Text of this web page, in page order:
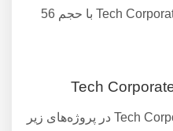
دانلود موزیک بی‌کلام شرکتی Tech Corporate با حجم 56
از موزیک بی‌کلام شرکتی Tech Corporate در پروژه‌های زیر